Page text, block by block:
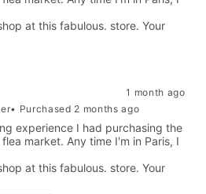
at this fabulous. store. Your
1 month ago
• Purchased 2 months ago
experience I had purchasing the
market. Any time I'm in Paris, I
at this fabulous. store. Your